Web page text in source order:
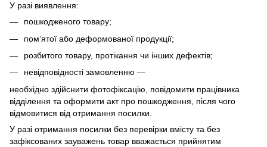
У разі виявлення:
пошкодженого товару;
пом’ятої або деформованої продукції;
розбитого товару, протікання чи інших дефектів;
невідповідності замовленню —
необхідно здійснити фотофіксацію, повідомити працівника
відділення та оформити акт про пошкодження, після чого
відмовитися від отримання посилки.
У разі отримання посилки без перевірки вмісту та без
зафіксованих зауважень товар вважається прийнятим